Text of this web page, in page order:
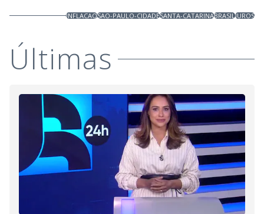
INFLACAOSAO-PAULO-CIDADESANTA-CATARINABRASILJUROS
Últimas